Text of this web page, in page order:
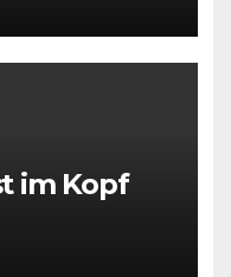
im Kopf